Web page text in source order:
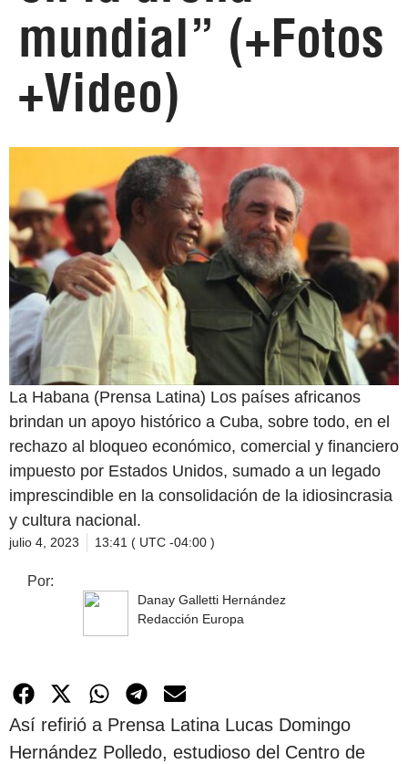
mundial” (+Fotos
+Video)
La Habana (Prensa Latina) Los países africanos
brindan un apoyo histórico a Cuba, sobre todo, en el
rechazo al bloqueo económico, comercial y financiero
impuesto por Estados Unidos, sumado a un legado
imprescindible en la consolidación de la idiosincrasia
y cultura nacional.
julio 4, 2023 13:41 ( UTC -04:00 )
Por:
Danay Galletti Hernández
Redacción Europa
Así refirió a Prensa Latina Lucas Domingo
Hernández Polledo, estudioso del Centro de